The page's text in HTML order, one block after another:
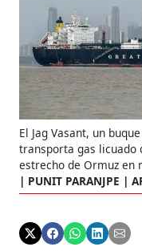
El Jag Vasant, un
transporta gas licuado
estrecho de Ormuz en
PUNIT PARANJPE |